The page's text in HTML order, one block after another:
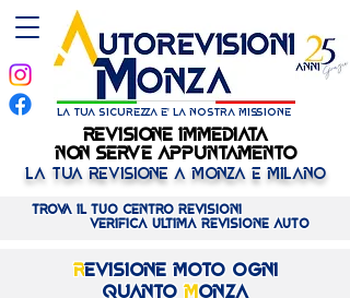
Trova il tuo centro REVISIONI
verifica ULTIMA revisione AUTO
la tua sicurezza e' la nostra missione
LA TUA REVISIONE A MONZA E MILANO
REVISIONE IMMEDIATA
NON SERVE APPUNTAMENTO
REVISIONE IMMEDIATA
NON SERVE APPUNTAMENTO
Revisione MOto ogni
quanto M onza